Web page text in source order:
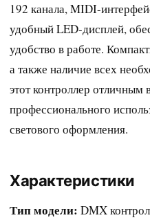
192 канала, MIDI-
удобный LED-дисплей,
удобство в работе.
а также наличие всех
этот контроллер
профессионального
светового оформления.
Характеристики
Тип модели: DMX